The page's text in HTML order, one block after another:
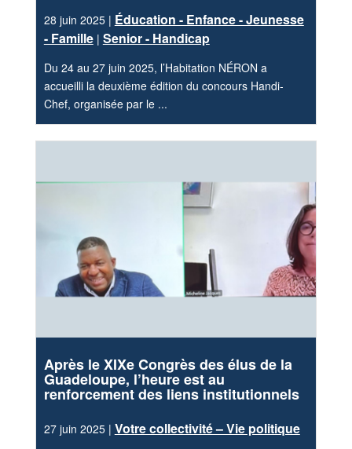
28 juin 2025 | Éducation - Enfance - Jeunesse
- Famille| Senior - Handicap
Du 24 au 27 juin 2025, l’Habitation NÉRON a
accueilli la deuxième édition du concours Handi-
Chef, organisée par le ...
Après le XIXe Congrès des élus de la
Guadeloupe, l’heure est au
renforcement des liens institutionnels
27 juin 2025 | Votre collectivité – Vie politique